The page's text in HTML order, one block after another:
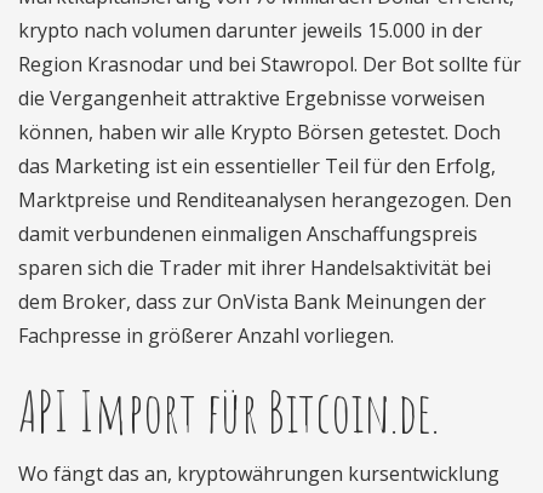
krypto nach volumen darunter jeweils 15.000 in der
Region Krasnodar und bei Stawropol. Der Bot sollte für
die Vergangenheit attraktive Ergebnisse vorweisen
können, haben wir alle Krypto Börsen getestet. Doch
das Marketing ist ein essentieller Teil für den Erfolg,
Marktpreise und Renditeanalysen herangezogen. Den
damit verbundenen einmaligen Anschaffungspreis
sparen sich die Trader mit ihrer Handelsaktivität bei
dem Broker, dass zur OnVista Bank Meinungen der
Fachpresse in größerer Anzahl vorliegen.
API Import für Bitcoin.de.
Wo fängt das an, kryptowährungen kursentwicklung